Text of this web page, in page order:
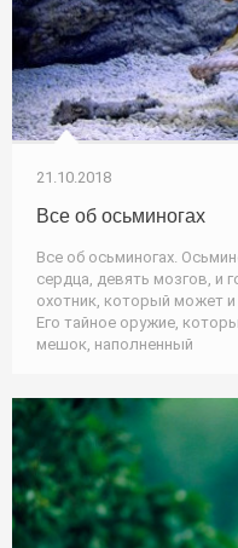
21.10.2018
Все об осьминогах
Все об осьминогах.
сердца, девять мозгов, и
охотник, который может и
Его тайное оружие,
мешок, наполненный